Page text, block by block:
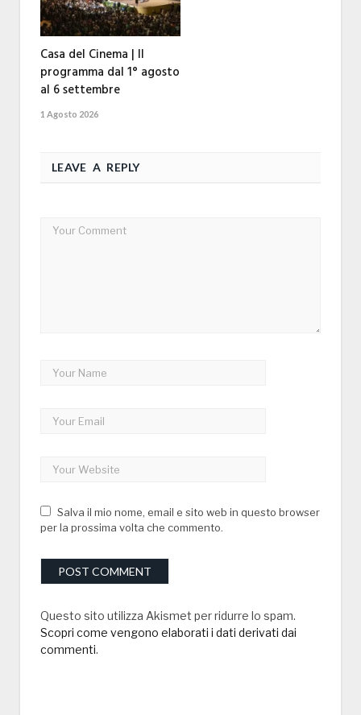
Casa del Cinema | Il
programma dal 1° agosto
al 6 settembre
1 Agosto 2026
LEAVE A REPLY
Salva il mio nome, email e sito web in questo browser
per la prossima volta che commento.
Questo sito utilizza Akismet per ridurre lo spam.
Scopri come vengono elaborati i dati derivati dai
commenti.